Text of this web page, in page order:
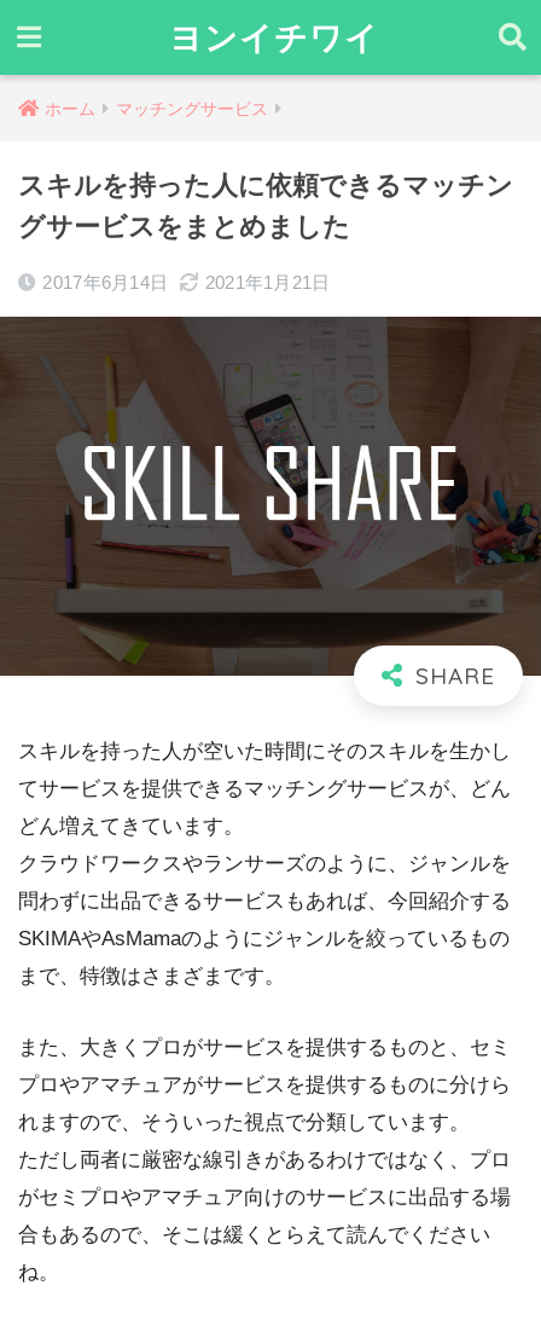
ヨンイチワイ
ホーム マッチングサービス
スキルを持った人に依頼できるマッチン
グサービスをまとめました
2017年6月14日 2021年1月21日
スキルを持った人が空いた時間にそのスキルを生かし
てサービスを提供できるマッチングサービスが、どん
どん増えてきています。
クラウドワークスやランサーズのように、ジャンルを
問わずに出品できるサービスもあれば、今回紹介する
SKIMAやAsMamaのようにジャンルを絞っているもの
まで、特徴はさまざまです。
また、大きくプロがサービスを提供するものと、セミ
プロやアマチュアがサービスを提供するものに分けら
れますので、そういった視点で分類しています。
ただし両者に厳密な線引きがあるわけではなく、プロ
がセミプロやアマチュア向けのサービスに出品する場
合もあるので、そこは緩くとらえて読んでください
ね。